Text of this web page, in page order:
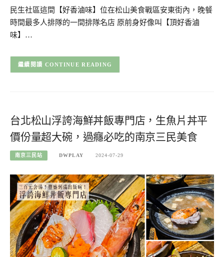
民生社區這間【好香滷味】位在松山美食戰區安東街內，晚餐
時間最多人排隊的一間排隊名店 原前身好像叫【頂好香滷
味】…
CONTINUE READING
台北松山浮誇海鮮丼飯專門店，生魚片丼平
價份量超大碗，過癮必吃的南京三民美食
南京三民站 DWPLAY 2024-07-29